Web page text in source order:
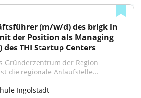
(m/w/d) des brigk in
der Position als Managing
THI Startup Centers
Gründerzentrum der Region
die regionale Anlaufstelle...
Ingolstadt